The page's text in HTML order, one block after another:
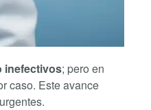
inefectivos; pero en
caso. Este avance